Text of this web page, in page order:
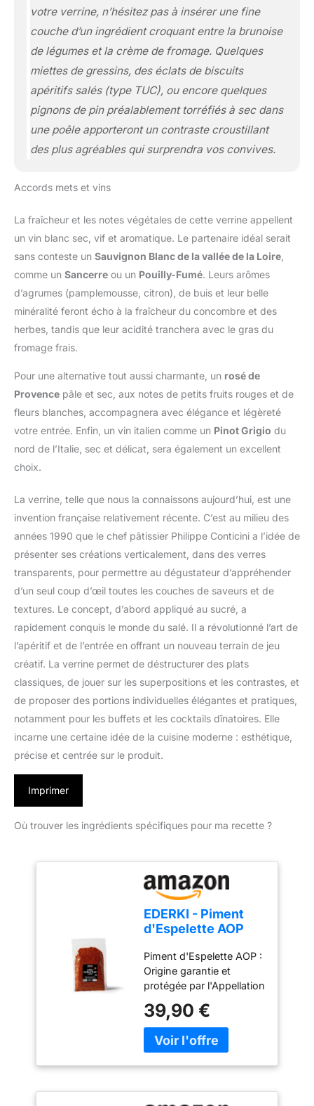
votre verrine, n’hésitez pas à insérer une fine
couche d’un ingrédient croquant entre la brunoise
de légumes et la crème de fromage. Quelques
miettes de gressins, des éclats de biscuits
apéritifs salés (type TUC), ou encore quelques
pignons de pin préalablement torréfiés à sec dans
une poêle apporteront un contraste croustillant
des plus agréables qui surprendra vos convives.
Accords mets et vins
La fraîcheur et les notes végétales de cette verrine appellent
un vin blanc sec, vif et aromatique. Le partenaire idéal serait
sans conteste un Sauvignon Blanc de la vallée de la Loire
comme un Sancerre ou un Pouilly-Fumé. Leurs arômes
d’agrumes (pamplemousse, citron), de buis et leur belle
minéralité feront écho à la fraîcheur du concombre et des
herbes, tandis que leur acidité tranchera avec le gras du
fromage frais.
Pour une alternative tout aussi charmante, un rosé de
Provence pâle et sec, aux notes de petits fruits rouges et de
fleurs blanches, accompagnera avec élégance et légèreté
votre entrée. Enfin, un vin italien comme un Pinot Grigio du
nord de l’Italie, sec et délicat, sera également un excellent
choix.
La verrine, telle que nous la connaissons aujourd’hui, est une
invention française relativement récente. C’est au milieu des
années 1990 que le chef pâtissier Philippe Conticini a l’idée de
présenter ses créations verticalement, dans des verres
transparents, pour permettre au dégustateur d’appréhender
d’un seul coup d’œil toutes les couches de saveurs et de
textures. Le concept, d’abord appliqué au sucré, a
rapidement conquis le monde du salé. Il a révolutionné l’art de
l’apéritif et de l’entrée en offrant un nouveau terrain de jeu
créatif. La verrine permet de déstructurer des plats
classiques, de jouer sur les superpositions et les contrastes, et
de proposer des portions individuelles élégantes et pratiques,
notamment pour les buffets et les cocktails dînatoires. Elle
incarne une certaine idée de la cuisine moderne : esthétique,
précise et centrée sur le produit.
Imprimer
Où trouver les ingrédients spécifiques pour ma recette ?
EDERKI - Piment
d'Espelette AOP
Piment d'Espelette AOP :
Origine garantie et
protégée par l'Appellation
(AOP), cultivé et
transformé au Pays
Basque selon un savoir-
maturité, séché
naturellement puis
39,90 €